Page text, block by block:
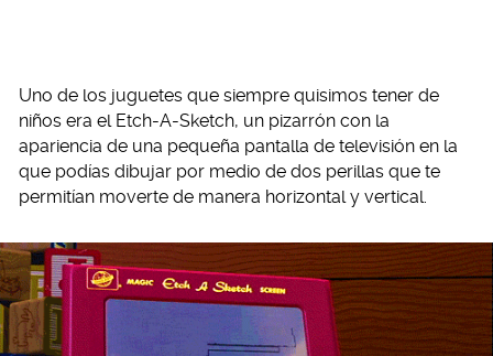
Uno de los juguetes que siempre quisimos tener de
niños era el Etch-A-Sketch, un pizarrón con la
apariencia de una pequeña pantalla de televisión en la
que podías dibujar por medio de dos perillas que te
permitían moverte de manera horizontal y vertical.